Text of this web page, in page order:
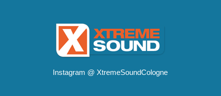
Instagram @ XtremeSoundCologne